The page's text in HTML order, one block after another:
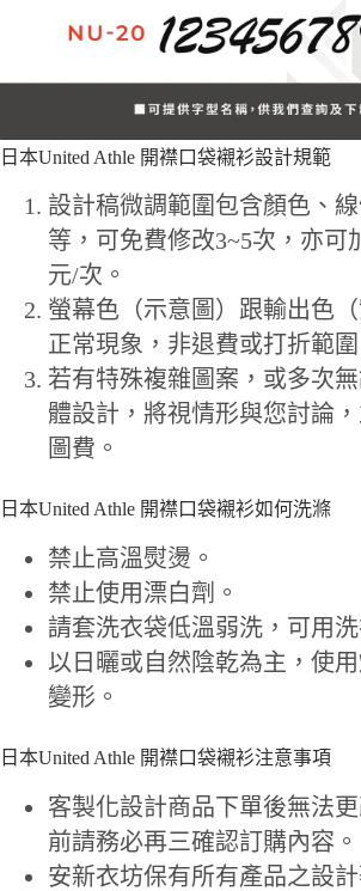
日本United Athle 開襟口袋襯衫設計規範
設計稿微調範圍包含顏色、
等，可免費修改3~5次，亦可
元/次。
螢幕色（示意圖）跟輸出色
正常現象，非退費或打折範圍
若有特殊複雜圖案，或多次
體設計，將視情形與您討論
圖費。
日本United Athle 開襟口袋襯衫如何洗滌
禁止高溫熨燙。
禁止使用漂白劑。
請套洗衣袋低溫弱洗，可用洗
以日曬或自然陰乾為主，使
變形。
日本United Athle 開襟口袋襯衫注意事項
客製化設計商品下單後無法
前請務必再三確認訂購內容。
安新衣坊保有所有產品之設